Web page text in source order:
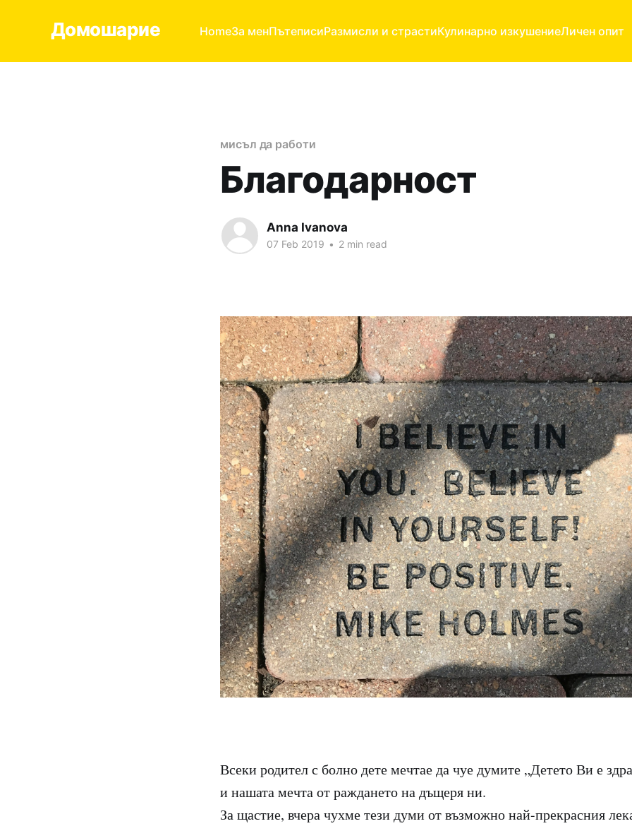
Домошарие HomeЗа менПътеписиРазмисли и страстиКулинарно изкушениеЛичен опит
мисъл да работи
Благодарност
Anna Ivanova
07 Feb 2019 • 2 min read
Всеки родител с болно дете мечтае да чуе думите „Детето Ви е
и нашата мечта от раждането на дъщеря ни.
За щастие, вчера чухме тези думи от възможно най-прекрасния